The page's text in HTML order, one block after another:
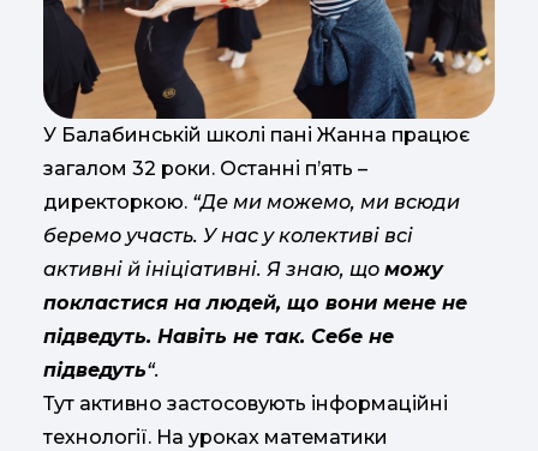
У Балабинській школі пані Жанна працює
загалом 32 роки. Останні п’ять –
директоркою. “Де ми можемо, ми всюди
беремо участь. У нас у колективі всі
активні й ініціативні. Я знаю, що можу
покластися на людей, що вони мене не
підведуть. Навіть не так. Себе не
підведуть“.
Тут активно застосовують інформаційні
технології. На уроках математики